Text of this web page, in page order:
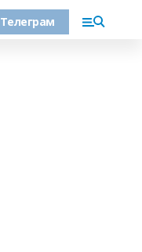
Телеграм